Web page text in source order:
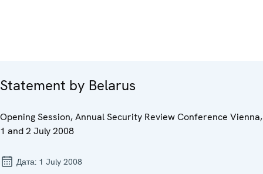
Statement by Belarus
Opening Session, Annual Security Review Conference Vienna,
1 and 2 July 2008
Дата: 1 July 2008